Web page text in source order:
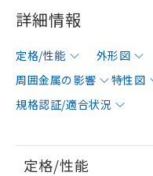
詳細情報
定格/性能 外形図
周囲金属の影響
特性図
規格認証/適合状況
定格/性能